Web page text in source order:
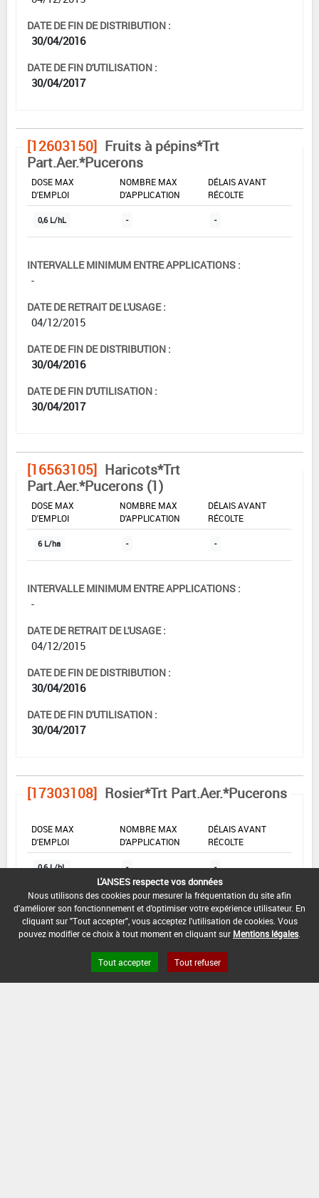
DATE DE FIN DE DISTRIBUTION :
30/04/2016
DATE DE FIN D'UTILISATION :
30/04/2017
[12603150] Fruits à pépins*Trt
Part.Aer.*Pucerons
DOSE MAX
D'EMPLOI
NOMBRE MAX
D'APPLICATION
DÉLAIS AVANT
RÉCOLTE
0,6 L/hL - -
INTERVALLE MINIMUM ENTRE APPLICATIONS :
-
DATE DE RETRAIT DE L'USAGE :
04/12/2015
DATE DE FIN DE DISTRIBUTION :
30/04/2016
DATE DE FIN D'UTILISATION :
30/04/2017
[16563105] Haricots*Trt
Part.Aer.*Pucerons (1)
DOSE MAX
D'EMPLOI
NOMBRE MAX
D'APPLICATION
DÉLAIS AVANT
RÉCOLTE
6 L/ha - -
INTERVALLE MINIMUM ENTRE APPLICATIONS :
-
DATE DE RETRAIT DE L'USAGE :
04/12/2015
DATE DE FIN DE DISTRIBUTION :
30/04/2016
DATE DE FIN D'UTILISATION :
30/04/2017
[17303108] Rosier*Trt Part.Aer.*Pucerons
DOSE MAX
D'EMPLOI
NOMBRE MAX
D'APPLICATION
DÉLAIS AVANT
RÉCOLTE
0,6 L/hL - -
INTERVALLE MINIMUM ENTRE APPLICATIONS :
-
DATE DE RETRAIT DE L'USAGE :
L'ANSES respecte vos données
Nous utilisons des cookies pour mesurer la fréquentation du site afin
d'améliorer son fonctionnement et d'optimiser votre expérience utilisateur. En
cliquant sur "Tout accepter", vous acceptez l'utilisation de cookies. Vous
pouvez modifier ce choix à tout moment en cliquant sur Mentions légales
Tout accepter Tout refuser